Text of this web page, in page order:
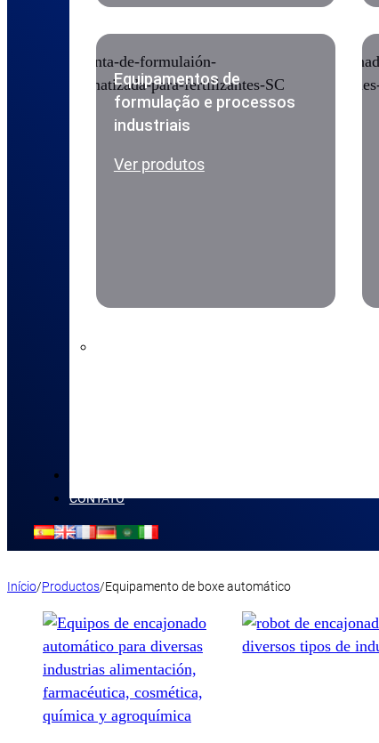
Equipamentos de
formulação e processos
industriais
Ver produtos
CONTATO
Início/Productos/Equipamento de boxe automático